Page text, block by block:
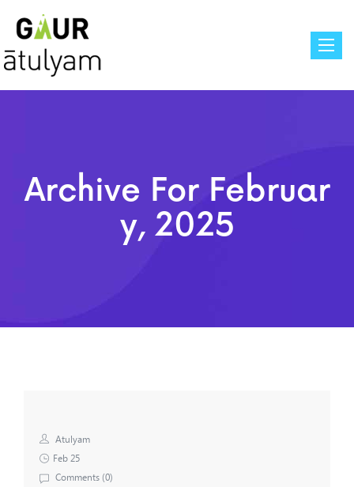
Archive For Februar
Y, 2025
Atulyam
Feb 25
Comments (0)